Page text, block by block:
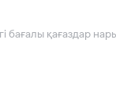
бағалы қағаздар